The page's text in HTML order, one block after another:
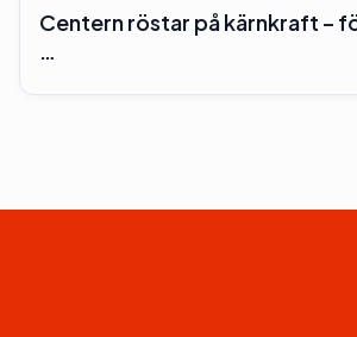
Centern röstar på kärnkraft –
…